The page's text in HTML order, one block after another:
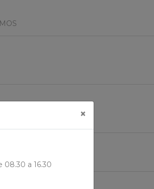
×
08.30 a 16.30